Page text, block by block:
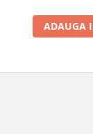
ADAUGA